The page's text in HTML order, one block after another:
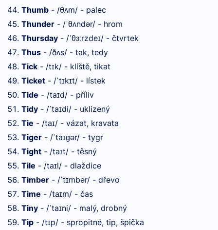
Thumb - /θʌm/ - palec
Thunder - /ˈθʌndər/ - hrom
Thursday - /ˈθɜːrzdeɪ/ - čtvrtek
Thus - /ðʌs/ - tak, tedy
Tick - /tɪk/ - klíště, tikat
Ticket - /ˈtɪkɪt/ - lístek
Tide - /taɪd/ - příliv
Tidy - /ˈtaɪdi/ - uklizený
Tie - /taɪ/ - vázat, kravata
Tiger - /ˈtaɪɡər/ - tygr
Tight - /taɪt/ - těsný
Tile - /taɪl/ - dlaždice
Timber - /ˈtɪmbər/ - dřevo
Time - /taɪm/ - čas
Tiny - /ˈtaɪni/ - malý, drobný
Tip - /tɪp/ - spropitné, tip, špička